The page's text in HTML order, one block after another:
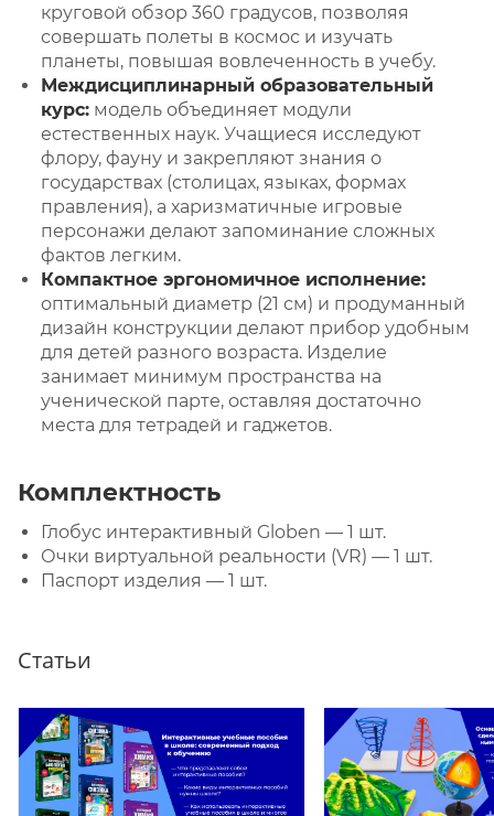
круговой обзор 360 градусов, позволяя
совершать полеты в космос и изучать
планеты, повышая вовлеченность в учебу.
Междисциплинарный образовательный
курс: модель объединяет модули
естественных наук. Учащиеся исследуют
флору, фауну и закрепляют знания о
государствах (столицах, языках, формах
правления), а харизматичные игровые
персонажи делают запоминание сложных
фактов легким.
Компактное эргономичное исполнение:
оптимальный диаметр (21 см) и продуманный
дизайн конструкции делают прибор удобным
для детей разного возраста. Изделие
занимает минимум пространства на
ученической парте, оставляя достаточно
места для тетрадей и гаджетов.
Комплектность
Глобус интерактивный Globen — 1 шт.
Очки виртуальной реальности (VR) — 1 шт.
Паспорт изделия — 1 шт.
Статьи